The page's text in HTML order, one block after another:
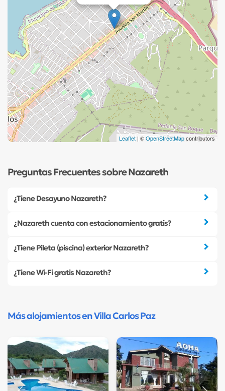
Leaflet | ©OpenStreetMapcontributors
Preguntas Frecuentes sobre Nazareth
¿Tiene Desayuno Nazareth?
¿Nazareth cuenta con estacionamiento gratis?
¿Tiene Pileta (piscina) exterior Nazareth?
¿Tiene Wi-Fi gratis Nazareth?
Más alojamientos en Villa Carlos Paz